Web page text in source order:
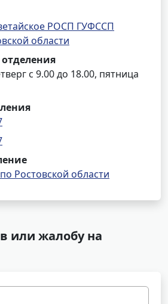
РОСП ГУФССП
области
с 9.00 до 18.00, пятница
Ростовской области
или жалобу на